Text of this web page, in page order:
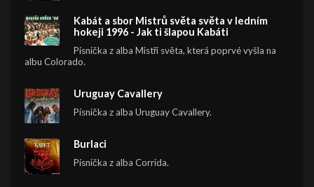
Kabát a sbor Mistrů světa světa v ledním
hokeji 1996 - Jak ti šlapou Kabáti
Písnička z alba Mistři světa, která poprvé vyšla na
albu Colorado.
Uruguay Cavallery
Písnička z alba Uruguay Cavallery.
Burlaci
Písnička z alba Corrida.